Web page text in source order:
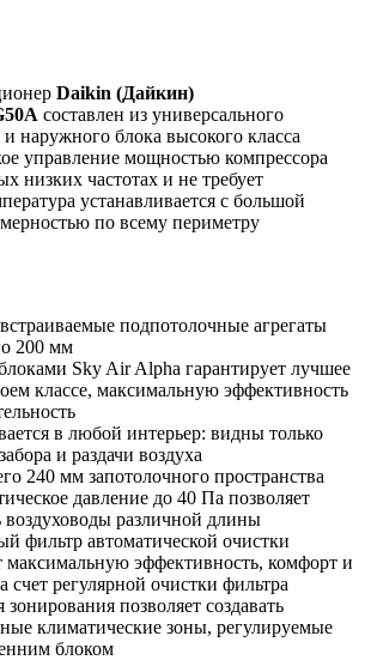
Daikin (Дайкин)
составлен из универсального
наружного блока высокого класса
управление мощностью компрессора
низких частотах и не требует
устанавливается с большой
по всему периметру
подпотолочные агрегаты
200 мм
Sky Air Alpha гарантирует лучшее
классе, максимальную эффективность
в любой интерьер: видны только
и раздачи воздуха
240 мм запотолочного пространства
давление до 40 Па позволяет
воздуховоды различной длины
фильтр автоматической очистки
максимальную эффективность, комфорт и
счет регулярной очистки фильтра
позволяет создавать
климатические зоны, регулируемые
блоком